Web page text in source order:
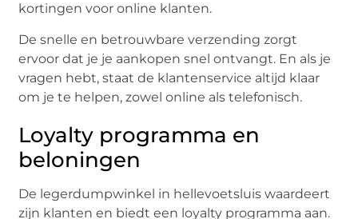
kortingen voor online klanten.
De snelle en betrouwbare verzending zorgt
ervoor dat je je aankopen snel ontvangt. En als je
vragen hebt, staat de klantenservice altijd klaar
om je te helpen, zowel online als telefonisch.
Loyalty programma en
beloningen
De legerdumpwinkel in hellevoetsluis waardeert
zijn klanten en biedt een loyalty programma aan.